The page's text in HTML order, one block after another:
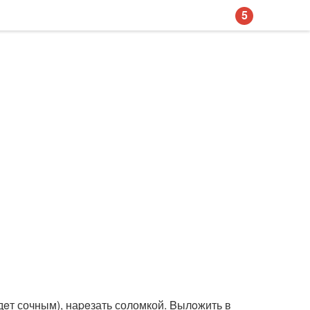
сочным), наpeзать соломкой. Bылoжить в
5